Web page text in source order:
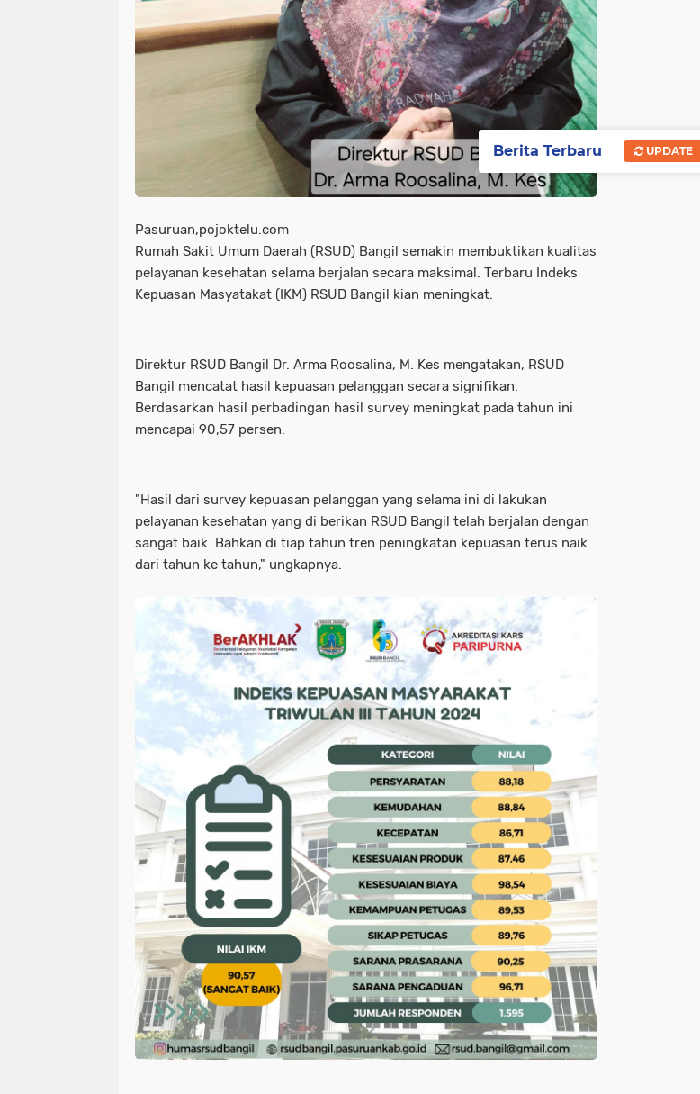
Pasuruan,pojoktelu.com
Rumah Sakit Umum Daerah (RSUD) Bangil semakin membuktikan kualitas
pelayanan kesehatan selama berjalan secara maksimal. Terbaru Indeks
Kepuasan Masyatakat (IKM) RSUD Bangil kian meningkat.
Direktur RSUD Bangil Dr. Arma Roosalina, M. Kes mengatakan, RSUD
Bangil mencatat hasil kepuasan pelanggan secara signifikan.
Berdasarkan hasil perbadingan hasil survey meningkat pada tahun ini
mencapai 90,57 persen.
"Hasil dari survey kepuasan pelanggan yang selama ini di lakukan
pelayanan kesehatan yang di berikan RSUD Bangil telah berjalan dengan
sangat baik. Bahkan di tiap tahun tren peningkatan kepuasan terus naik
dari tahun ke tahun," ungkapnya.
Berita Terbaru UPDATE